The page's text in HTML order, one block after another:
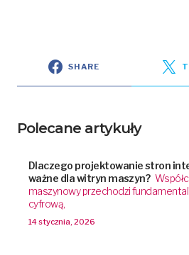
SHARE
Polecane artykuły
Dlaczego projektowanie stron
ważne dla witryn maszyn?
maszynowy przechodzi
cyfrową,
14 stycznia, 2026